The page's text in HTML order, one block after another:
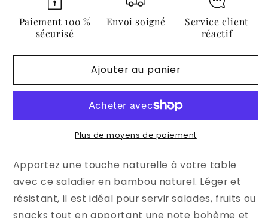
Bambou
Naturel
Bambou
Paiement 100 %
sécurisé
Envoi soigné
Service client
réactif
Ajouter au panier
Plus de moyens de paiement
Apportez une touche naturelle à votre table
avec ce saladier en bambou naturel. Léger et
résistant, il est idéal pour servir salades, fruits ou
snacks tout en apportant une note bohème et